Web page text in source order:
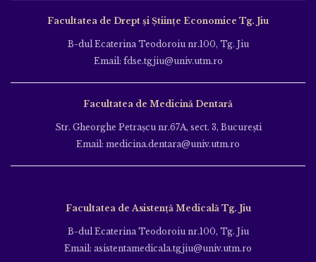
Facultatea de Drept și Științe Economice Tg. Jiu
B-dul Ecaterina Teodoroiu nr.100, Tg. Jiu
Email: fdse.tgjiu@univ.utm.ro
Facultatea de Medicină Dentară
Str. Gheorghe Petraşcu nr.67A, sect. 3, Bucureşti
Email: medicina.dentara@univ.utm.ro
Facultatea de Asistență Medicală Tg. Jiu
B-dul Ecaterina Teodoroiu nr.100, Tg. Jiu
Email: asistentamedicala.tgjiu@univ.utm.ro